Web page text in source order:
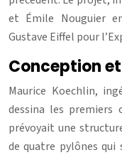
et Émile Nouguier
Gustave Eiffel pour
Conception
Maurice Koechlin,
dessina les premiers
prévoyait une
de quatre pylônes qui